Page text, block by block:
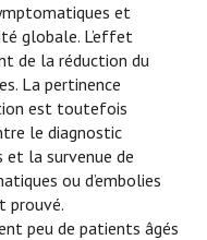
et
globale. L’effet
de la réduction du
La pertinence
est toutefois
le diagnostic
et la survenue de
ou d’embolies
prouvé.
peu de patients âgés